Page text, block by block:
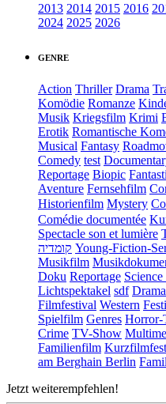
2013 2014 2015 2016
2024 2025 2026
GENRE
Action Thriller Drama
Komödie Romanze
Musik Kriegsfilm Krimi
Erotik Romantische
Musical Fantasy
Comedy test
Reportage Biopic
Aventure Fernsehfilm
Historienfilm Mystery
Comédie documentée
Spectacle son et lumière
קומדיה Young-Fiction-
Musikfilm
Doku Reportage
Lichtspektakel sdf
Filmfestival Western
Spielfilm Genres Horror-
Crime TV-Show
Familienfilm
am Berghain Berlin
Jetzt weiterempfehlen!